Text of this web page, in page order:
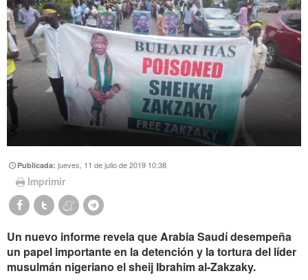
Publicada:jueves, 11 de julio de 2019 10:38
Imprimir
Un nuevo informe revela que Arabia Saudí desempeña
un papel importante en la detención y la tortura del líder
musulmán nigeriano el sheij Ibrahim al-Zakzaky.